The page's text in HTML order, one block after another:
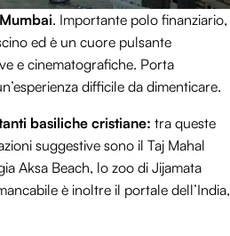
Mumbai. Importante polo finanziario,
ed è un cuore pulsante
e cinematografiche. Porta
difficile da dimenticare.
basiliche cristiane: tra queste
suggestive sono il Taj Mahal
Aksa Beach, lo zoo di Jijamata
è inoltre il portale dell’India,